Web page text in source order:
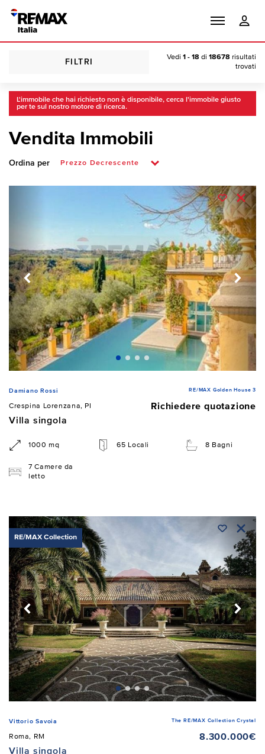
FILTRI
Vedi 1 - 18 di 18678 risultati
trovati
L'immobile che hai richiesto non è disponibile, cerca l'immobile giusto
per te sul nostro motore di ricerca.
Vendita Immobili
Ordina per
Damiano Rossi RE/MAX Golden House 3
Crespina Lorenzana, PI
Richiedere quotazione
Villa singola
1000 mq 65 Locali 8 Bagni
7 Camere da
letto
RE/MAX Collection
Vittorio Savoia The RE/MAX Collection Crystal
Roma, RM
8.300.000€
Villa singola